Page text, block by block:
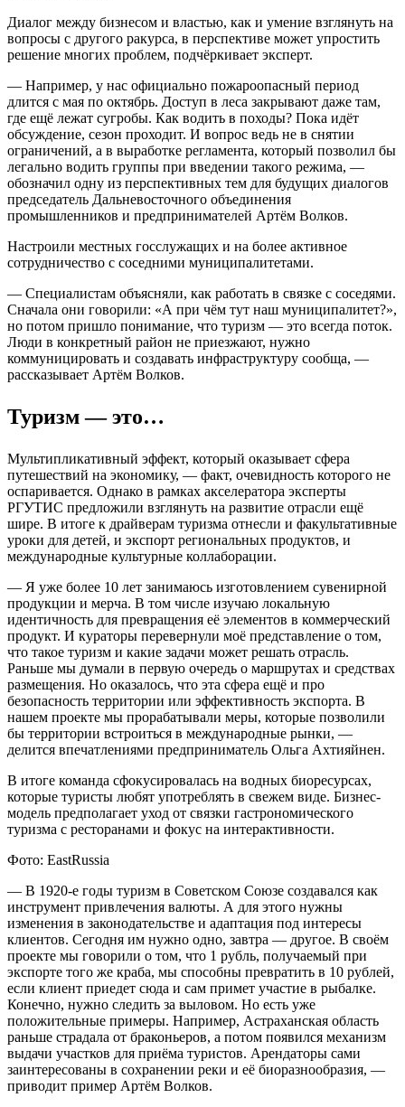
Диалог между бизнесом и властью, как и умение взглянуть на
вопросы с другого ракурса, в перспективе может упростить
решение многих проблем, подчёркивает эксперт.
— Например, у нас официально пожароопасный период
длится с мая по октябрь. Доступ в леса закрывают даже там,
где ещё лежат сугробы. Как водить в походы? Пока идёт
обсуждение, сезон проходит. И вопрос ведь не в снятии
ограничений, а в выработке регламента, который позволил бы
легально водить группы при введении такого режима, —
обозначил одну из перспективных тем для будущих диалогов
председатель Дальневосточного объединения
промышленников и предпринимателей Артём Волков.
Настроили местных госслужащих и на более активное
сотрудничество с соседними муниципалитетами.
— Специалистам объясняли, как работать в связке с соседями.
Сначала они говорили: «А при чём тут наш муниципалитет?»,
но потом пришло понимание, что туризм — это всегда поток.
Люди в конкретный район не приезжают, нужно
коммуницировать и создавать инфраструктуру сообща, —
рассказывает Артём Волков.
Туризм — это…
Мультипликативный эффект, который оказывает сфера
путешествий на экономику, — факт, очевидность которого не
оспаривается. Однако в рамках акселератора эксперты
РГУТИС предложили взглянуть на развитие отрасли ещё
шире. В итоге к драйверам туризма отнесли и факультативные
уроки для детей, и экспорт региональных продуктов, и
международные культурные коллаборации.
— Я уже более 10 лет занимаюсь изготовлением сувенирной
продукции и мерча. В том числе изучаю локальную
идентичность для превращения её элементов в коммерческий
продукт. И кураторы перевернули моё представление о том,
что такое туризм и какие задачи может решать отрасль.
Раньше мы думали в первую очередь о маршрутах и средствах
размещения. Но оказалось, что эта сфера ещё и про
безопасность территории или эффективность экспорта. В
нашем проекте мы прорабатывали меры, которые позволили
бы территории встроиться в международные рынки, —
делится впечатлениями предприниматель Ольга Ахтияйнен.
В итоге команда сфокусировалась на водных биоресурсах,
которые туристы любят употреблять в свежем виде. Бизнес-
модель предполагает уход от связки гастрономического
туризма с ресторанами и фокус на интерактивности.
Фото: EastRussia
— В 1920-е годы туризм в Советском Союзе создавался как
инструмент привлечения валюты. А для этого нужны
изменения в законодательстве и адаптация под интересы
клиентов. Сегодня им нужно одно, завтра — другое. В своём
проекте мы говорили о том, что 1 рубль, получаемый при
экспорте того же краба, мы способны превратить в 10 рублей,
если клиент приедет сюда и сам примет участие в рыбалке.
Конечно, нужно следить за выловом. Но есть уже
положительные примеры. Например, Астраханская область
раньше страдала от браконьеров, а потом появился механизм
выдачи участков для приёма туристов. Арендаторы сами
заинтересованы в сохранении реки и её биоразнообразия, —
приводит пример Артём Волков.